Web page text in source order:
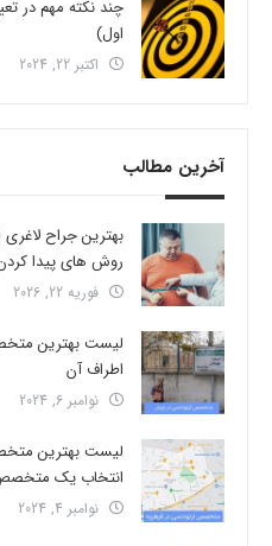
چند نکته مهم در
اول)
اکتبر 22, 2024
آخرین مطالب
روش های پیدا
فوریه 22, 2026
لیست بهترین
اطراف آن
نوامبر 6, 2024
لیست بهترین
انتخاب یک
نوامبر 4, 2024